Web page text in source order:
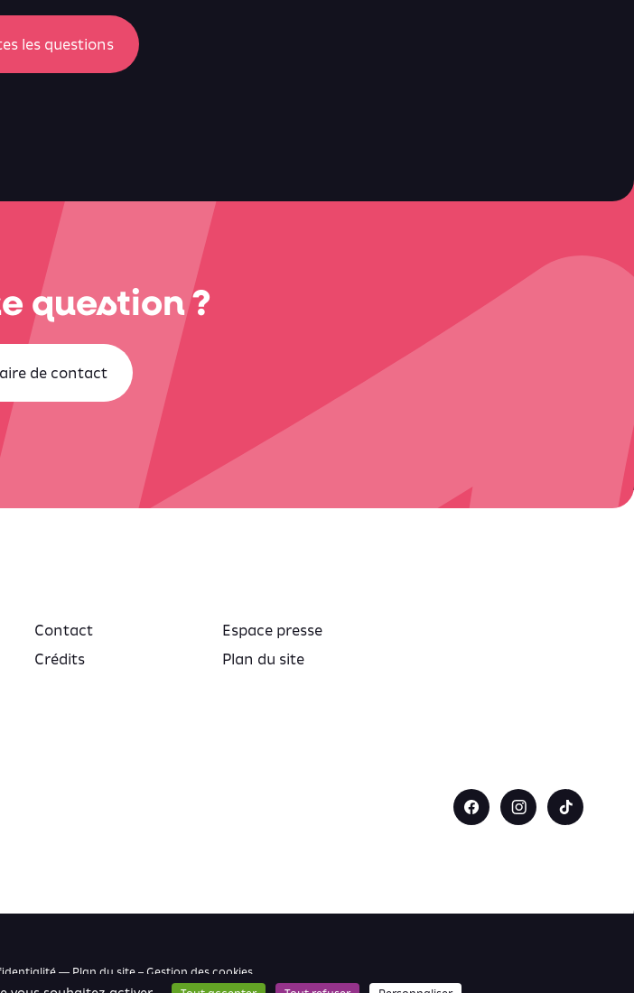
les questions
question ?
de contact
Contact
Crédits
Espace presse
Plan du site
— Plan du site – Gestion des cookies